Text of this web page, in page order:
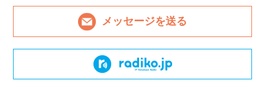
メッセージを送る